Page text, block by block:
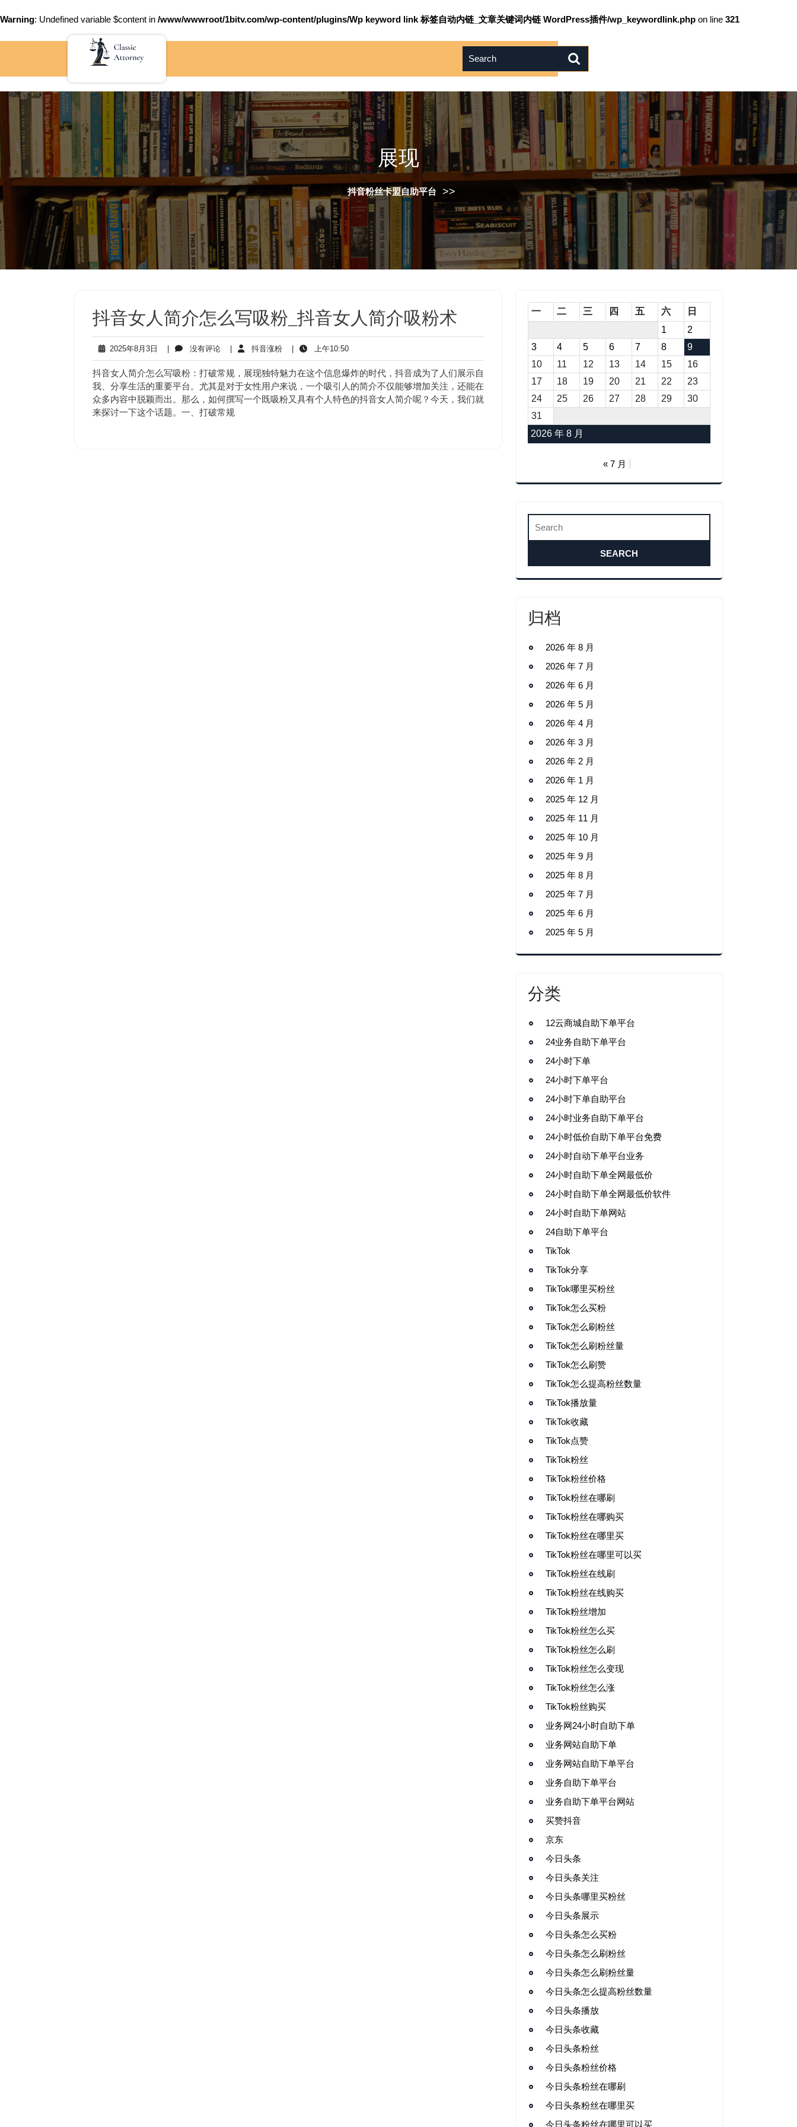
Warning: Undefined variable $content in /www/wwwroot/1bitv.com/wp-content/plugins/Wp keyword link 标签自动内链_文章关键词内链 WordPress插件/wp_keywordlink.php on line 321
展现
抖音粉丝卡盟自助平台 >>
抖音女人简介怎么写吸粉_抖音女人简介吸粉术
2025年8月3日
2025
年
8
月
3
日
没有评论没
有
评
论
抖音涨粉抖
音
涨
粉
上午10:50上
午
10:50
抖音女人简介怎么写吸粉：打破常规，展现独特魅力在这个信息爆炸的时代，抖音成为了人们展示自
我、分享生活的重要平台。尤其是对于女性用户来说，一个吸引人的简介不仅能够增加关注，还能在
众多内容中脱颖而出。那么，如何撰写一个既吸粉又具有个人特色的抖音女人简介呢？今天，我们就
来探讨一下这个话题。一、打破常规
2026 年 8 月
一 二 三 四 五 六
日
1
2
3
4 5 6 7 8
9
10
11 12 13 14 15
16
17
18 19 20 21 22
23
24
25 26 27 28 29
30
31
« 7 月
归档
2026 年 8 月
2026 年 7 月
2026 年 6 月
2026 年 5 月
2026 年 4 月
2026 年 3 月
2026 年 2 月
2026 年 1 月
2025 年 12 月
2025 年 11 月
2025 年 10 月
2025 年 9 月
2025 年 8 月
2025 年 7 月
2025 年 6 月
2025 年 5 月
分类
12云商城自助下单平台
24业务自助下单平台
24小时下单
24小时下单平台
24小时下单自助平台
24小时业务自助下单平台
24小时低价自助下单平台免费
24小时自动下单平台业务
24小时自助下单全网最低价
24小时自助下单全网最低价软件
24小时自助下单网站
24自助下单平台
TikTok
TikTok分享
TikTok哪里买粉丝
TikTok怎么买粉
TikTok怎么刷粉丝
TikTok怎么刷粉丝量
TikTok怎么刷赞
TikTok怎么提高粉丝数量
TikTok播放量
TikTok收藏
TikTok点赞
TikTok粉丝
TikTok粉丝价格
TikTok粉丝在哪刷
TikTok粉丝在哪购买
TikTok粉丝在哪里买
TikTok粉丝在哪里可以买
TikTok粉丝在线刷
TikTok粉丝在线购买
TikTok粉丝增加
TikTok粉丝怎么买
TikTok粉丝怎么刷
TikTok粉丝怎么变现
TikTok粉丝怎么涨
TikTok粉丝购买
业务网24小时自助下单
业务网站自助下单
业务网站自助下单平台
业务自助下单平台
业务自助下单平台网站
买赞抖音
京东
今日头条
今日头条关注
今日头条哪里买粉丝
今日头条展示
今日头条怎么买粉
今日头条怎么刷粉丝
今日头条怎么刷粉丝量
今日头条怎么提高粉丝数量
今日头条播放
今日头条收藏
今日头条粉丝
今日头条粉丝价格
今日头条粉丝在哪刷
今日头条粉丝在哪里买
今日头条粉丝在哪里可以买